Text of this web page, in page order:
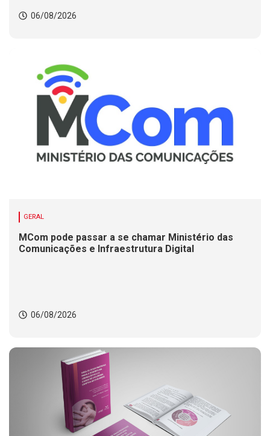
06/08/2026
GERAL
MCom pode passar a se chamar Ministério das
Comunicações e Infraestrutura Digital
06/08/2026